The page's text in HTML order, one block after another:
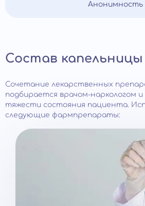
Анонимность
Состав капельницы
Сочетание лекарственных
подбирается врачом-наркологом
тяжести состояния пациента.
следующие фармпрепараты: